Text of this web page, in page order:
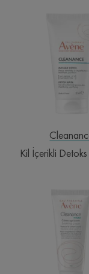
Kil İçerikli